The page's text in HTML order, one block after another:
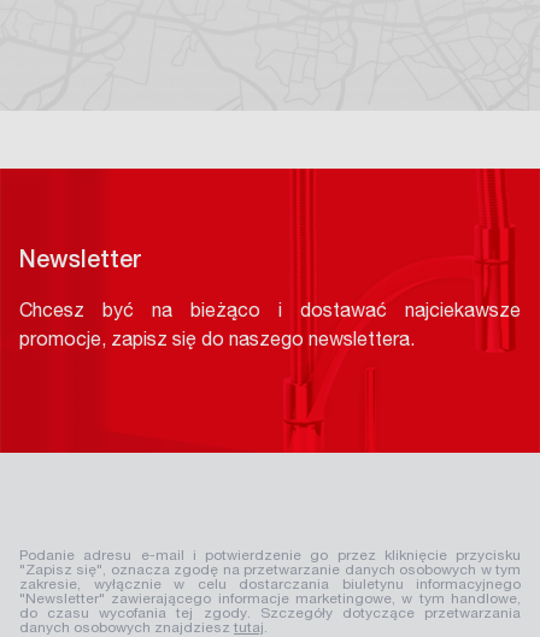
Newsletter
Chcesz być na bieżąco i dostawać najciekawsze
promocje, zapisz się do naszego newslettera.
Podanie adresu e-mail i potwierdzenie go przez kliknięcie przycisku
"Zapisz się", oznacza zgodę na przetwarzanie danych osobowych w tym
zakresie, wyłącznie w celu dostarczania biuletynu informacyjnego
"Newsletter" zawierającego informacje marketingowe, w tym handlowe,
do czasu wycofania tej zgody. Szczegóły dotyczące przetwarzania
danych osobowych znajdziesz tutaj.